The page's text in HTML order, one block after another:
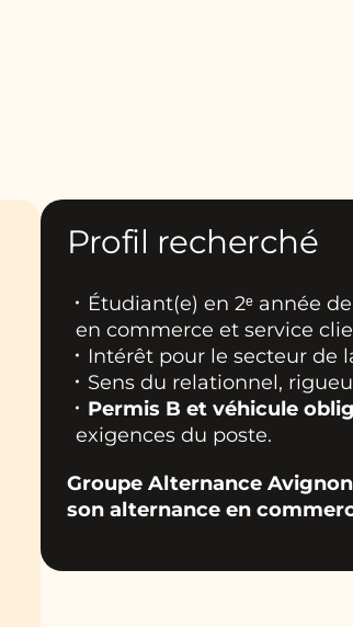
Profil recherché
Étudiant(e) en 2ᵉ année de
en commerce et service
Intérêt pour le secteur de
Sens du relationnel,
Permis B et véhicule
exigences du poste.
Groupe Alternance
son alternance en